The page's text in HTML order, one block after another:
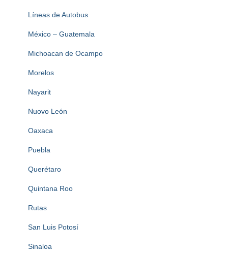
Líneas de Autobus
México – Guatemala
Michoacan de Ocampo
Morelos
Nayarit
Nuovo León
Oaxaca
Puebla
Querétaro
Quintana Roo
Rutas
San Luis Potosí
Sinaloa